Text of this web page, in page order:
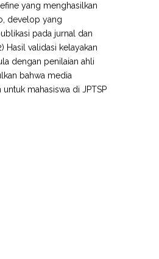
yang menghasilkan
develop yang
pada jurnal dan
Hasil validasi kelayakan
dengan penilaian ahli
bahwa media
mahasiswa di JPTSP